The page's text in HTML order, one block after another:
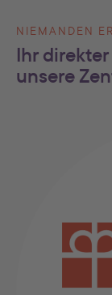
NIEMANDEN
Ihr
unsere